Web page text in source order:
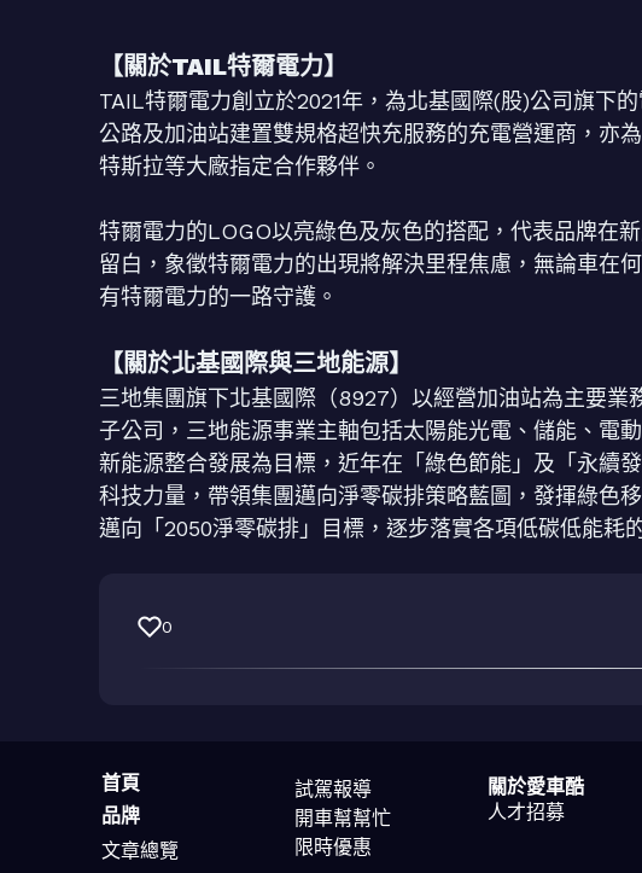
【關於TAIL特爾電力】
TAIL特爾電力創立於2021年，為北基國際(股)公司旗下
公路及加油站建置雙規格超快充服務的充電營運商，亦
特斯拉等大廠指定合作夥伴。
特爾電力的LOGO以亮綠色及灰色的搭配，代表品牌在
留白，象徵特爾電力的出現將解決里程焦慮，無論車在
有特爾電力的一路守護。
【關於北基國際與三地能源】
三地集團旗下北基國際（8927）以經營加油站為主要業
子公司，三地能源事業主軸包括太陽能光電、儲能、電
新能源整合發展為目標，近年在「綠色節能」及「永續
科技力量，帶領集團邁向淨零碳排策略藍圖，發揮綠色
邁向「2050淨零碳排」目標，逐步落實各項低碳低能耗
0
首頁
品牌
文章總覽
試駕報導
開車幫幫忙
限時優惠
關於愛車酷
人才招募